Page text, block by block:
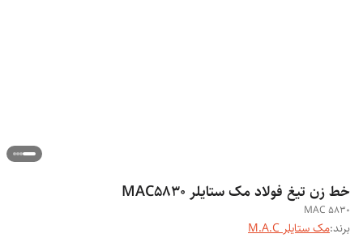
خط زن تیغ فولاد مک ستایلر MAC5830
MAC 5830
برند:مک ستایلر M.A.C